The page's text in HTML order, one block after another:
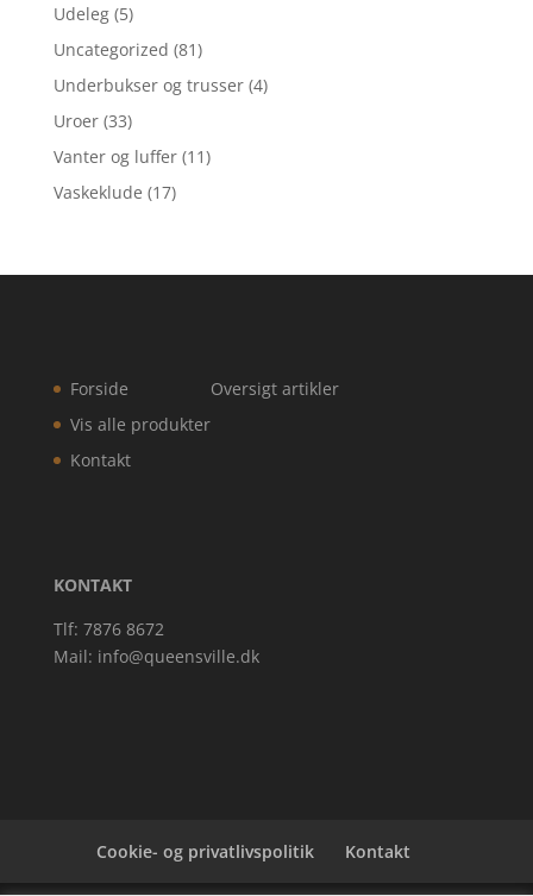
Udeleg (5)
Uncategorized (81)
Underbukser og trusser (4)
Uroer (33)
Vanter og luffer (11)
Vaskeklude (17)
Forside
Vis alle produkter
Kontakt
Oversigt artikler
KONTAKT
Tlf: 7876 8672
Mail: info@queensville.dk
Cookie- og privatlivspolitik Kontakt